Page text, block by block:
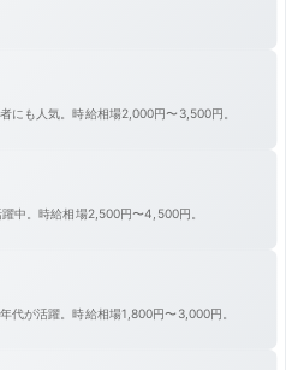
にも人気。時給相場2,000円〜3,500円。
中。時給相場2,500円〜4,500円。
代が活躍。時給相場1,800円〜3,000円。